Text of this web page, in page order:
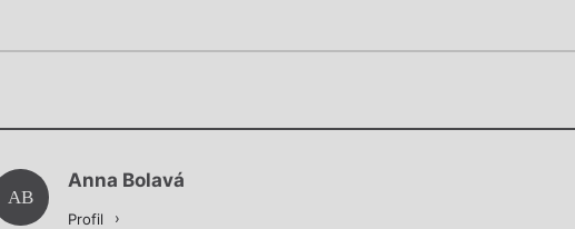
Načítá se.
Chviličku.
AB
Anna Bolavá
Profil